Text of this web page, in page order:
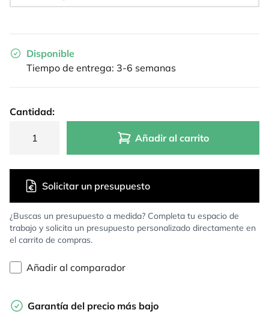
Disponible
Tiempo de entrega: 3-6 semanas
Cantidad:
Añadir al carrito
¿Buscas un presupuesto a medida? Completa tu espacio de
trabajo y solicita un presupuesto personalizado directamente en
el carrito de compras.
Solicitar un presupuesto
Añadir al comparador
Garantía del precio más bajo